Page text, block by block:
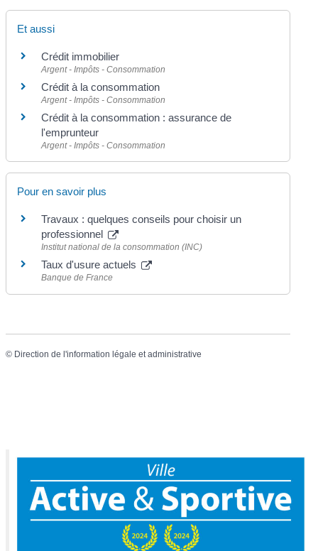
Et aussi
Crédit immobilier
Argent - Impôts - Consommation
Crédit à la consommation
Argent - Impôts - Consommation
Crédit à la consommation : assurance de
l'emprunteur
Argent - Impôts - Consommation
Pour en savoir plus
Travaux : quelques conseils pour choisir un
professionnel
Institut national de la consommation (INC)
Taux d'usure actuels
Banque de France
© Direction de l'information légale et administrative